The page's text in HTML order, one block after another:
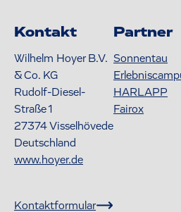
Kontakt
Wilhelm Hoyer B.V.
& Co. KG
Rudolf-Diesel-
Straße 1
27374Visselhövede
Deutschland
www.hoyer.de
Kontaktformular
Partner
Sonnentau
HARLAPP
Fairox